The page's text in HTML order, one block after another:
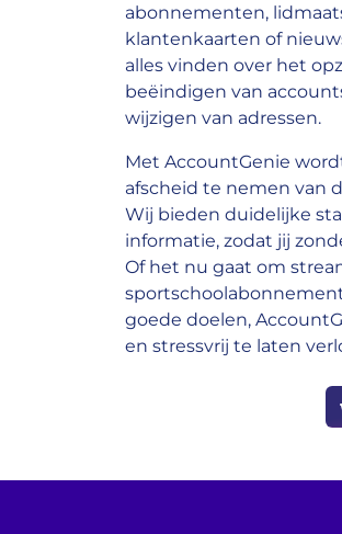
abonnementen,
klantenkaarten of
alles vinden over het
beëindigen van
wijzigen van adressen.
Met AccountGenie
afscheid te nemen van
Wij bieden duidelijke
informatie, zodat jij
Of het nu gaat om
goede doelen,
en stressvrij te laten